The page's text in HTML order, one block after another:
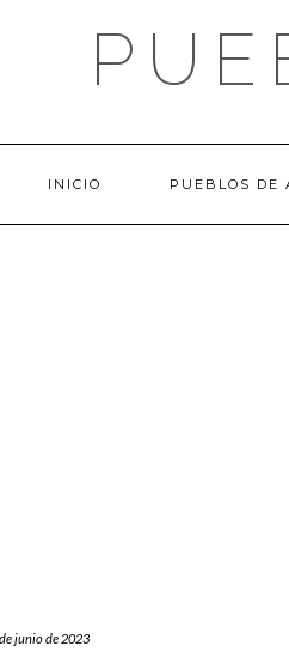
INICIO PUEBLOS DE
junio de 2023